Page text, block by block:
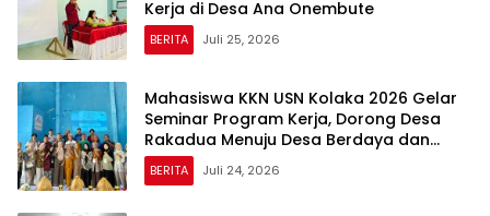
Kerja di Desa Ana Onembute
BERITA Juli 25, 2026
Mahasiswa KKN USN Kolaka 2026 Gelar
Seminar Program Kerja, Dorong Desa
Rakadua Menuju Desa Berdaya dan
Berkelanjutan
BERITA Juli 24, 2026